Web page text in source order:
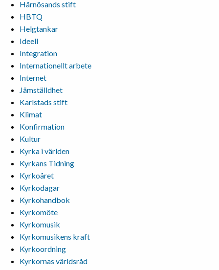
Härnösands stift
HBTQ
Helgtankar
Ideell
Integration
Internationellt arbete
Internet
Jämställdhet
Karlstads stift
Klimat
Konfirmation
Kultur
Kyrka i världen
Kyrkans Tidning
Kyrkoåret
Kyrkodagar
Kyrkohandbok
Kyrkomöte
Kyrkomusik
Kyrkomusikens kraft
Kyrkoordning
Kyrkornas världsråd